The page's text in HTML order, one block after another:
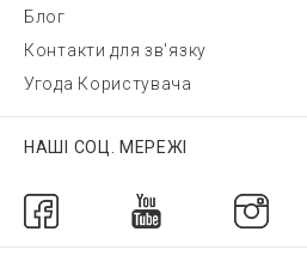
Блог
Контакти для зв'язку
Угода Користувача
НАШІ СОЦ. МЕРЕЖІ